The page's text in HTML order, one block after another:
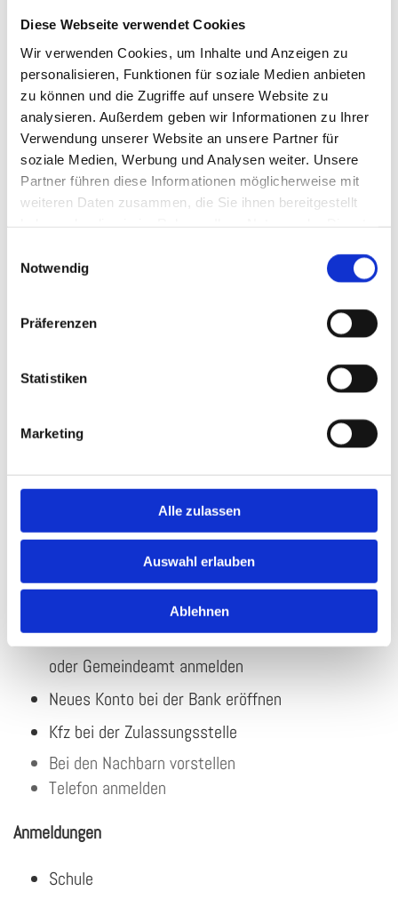
Diese Webseite verwendet Cookies
Wir verwenden Cookies, um Inhalte und Anzeigen zu
personalisieren, Funktionen für soziale Medien anbieten
zu können und die Zugriffe auf unsere Website zu
analysieren. Außerdem geben wir Informationen zu Ihrer
Verwendung unserer Website an unsere Partner für
soziale Medien, Werbung und Analysen weiter. Unsere
Partner führen diese Informationen möglicherweise mit
weiteren Daten zusammen, die Sie ihnen bereitgestellt
Notwendig
Präferenzen
Statistiken
Marketing
Alle zulassen
Auswahl erlauben
Ablehnen
Parkplatz vor der alten Wohnung reservieren
Am Umzugstag in der alten Wohnung
Zählerstände ablesen
Wohnungs-Übergabeprotokoll
Zählerstände ablesen
Wohnungsrundgang mit dem Vermieter/Vormieter
Nach dem Umzug
Innerhalb einer Woche beim Einwohnermeldeamt
oder Gemeindeamt anmelden
Neues Konto bei der Bank eröffnen
Kfz bei der Zulassungsstelle
Bei den Nachbarn vorstellen
Telefon anmelden
Anmeldungen
Schule